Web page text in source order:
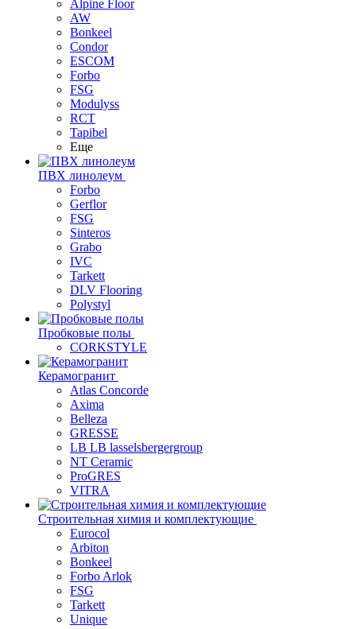
Alpine Floor
AW
Bonkeel
Condor
ESCOM
Forbo
FSG
Modulyss
RCT
Tapibel
Еще
ПВХ линолеум
Forbo
Gerflor
FSG
Sinteros
Grabo
IVC
Tarkett
DLV Flooring
Polystyl
Пробковые полы
CORKSTYLE
Керамогранит
Atlas Concorde
Axima
Belleza
GRESSE
LB LB lasselsbergergroup
NT Ceramic
ProGRES
VITRA
Строительная химия и комплектующие
Eurocol
Arbiton
Bonkeel
Forbo Arlok
FSG
Tarkett
Unique